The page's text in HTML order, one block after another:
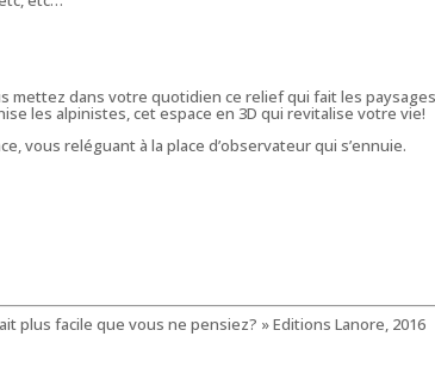
mettez dans votre quotidien ce relief qui fait les
les alpinistes, cet espace en 3D qui revitalise votre vie!
vous reléguant à la place d’observateur qui s’ennuie.
plus facile que vous ne pensiez? » Editions Lanore, 2016